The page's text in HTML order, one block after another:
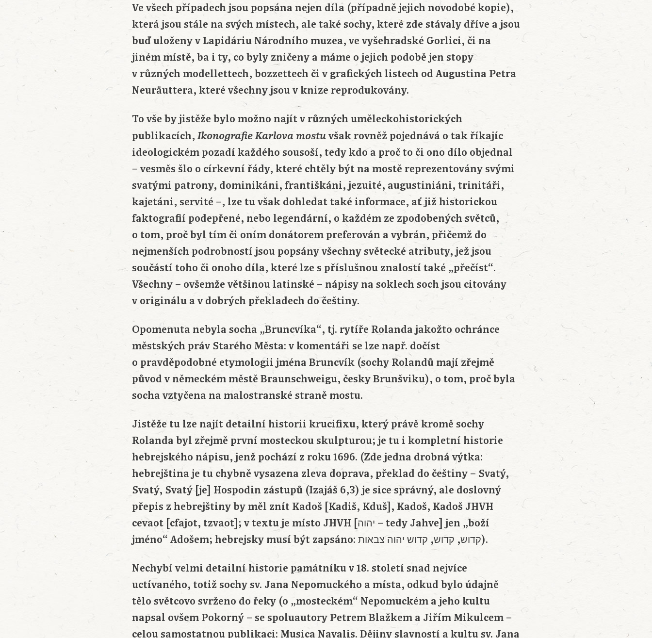
Ve všech případech jsou popsána nejen díla (případně jejich novodobé kopie),
která jsou stále na svých místech, ale také sochy, které zde stávaly dříve a jsou
buď uloženy v Lapidáriu Národního muzea, ve vyšehradské Gorlici, či na
jiném místě, ba i ty, co byly zničeny a máme o jejich podobě jen stopy
v různých modellettech, bozzettech či v grafických listech od Augustina Petra
Neuräuttera, které všechny jsou v knize reprodukovány.
To vše by jistěže bylo možno najít v různých uměleckohistorických
publikacích, Ikonografie Karlova mostu však rovněž pojednává o tak říkajíc
ideologickém pozadí každého sousoší, tedy kdo a proč to či ono dílo objednal
– vesměs šlo o církevní řády, které chtěly být na mostě reprezentovány svými
svatými patrony, dominikáni, františkáni, jezuité, augustiniáni, trinitáři,
kajetáni, servité –, lze tu však dohledat také informace, ať již historickou
faktografií podepřené, nebo legendární, o každém ze zpodobených světců,
o tom, proč byl tím či oním donátorem preferován a vybrán, přičemž do
nejmenších podrobností jsou popsány všechny světecké atributy, jež jsou
součástí toho či onoho díla, které lze s příslušnou znalostí také „přečíst“.
Všechny – ovšemže většinou latinské – nápisy na soklech soch jsou citovány
v originálu a v dobrých překladech do češtiny.
Opomenuta nebyla socha „Bruncvíka“, tj. rytíře Rolanda jakožto ochránce
městských práv Starého Města: v komentáři se lze např. dočíst
o pravděpodobné etymologii jména Bruncvík (sochy Rolandů mají zřejmě
původ v německém městě Braunschweigu, česky Brunšviku), o tom, proč byla
socha vztyčena na malostranské straně mostu.
Jistěže tu lze najít detailní historii krucifixu, který právě kromě sochy
Rolanda byl zřejmě první mosteckou skulpturou; je tu i kompletní historie
hebrejského nápisu, jenž pochází z roku 1696. (Zde jedna drobná výtka:
hebrejština je tu chybně vysazena zleva doprava, překlad do češtiny – Svatý,
Svatý, Svatý [je] Hospodin zástupů (Izajáš 6,3) je sice správný, ale doslovný
přepis z hebrejštiny by měl znít Kadoš [Kadiš, Kduš], Kadoš, Kadoš JHVH
cevaot [cfajot, tzvaot]; v textu je místo JHVH [יהוה – tedy Jahve] jen „boží
jméno“ Adošem; hebrejsky musí být zapsáno: קדוש, קדוש, קדוש יהוה צבאות).
Nechybí velmi detailní historie památníku v 18. století snad nejvíce
uctívaného, totiž sochy sv. Jana Nepomuckého a místa, odkud bylo údajně
tělo světcovo svrženo do řeky (o „mosteckém“ Nepomuckém a jeho kultu
napsal ovšem Pokorný – se spoluautory Petrem Blažkem a Jiřím Mikulcem –
celou samostatnou publikaci: Musica Navalis. Dějiny slavností a kultu sv. Jana